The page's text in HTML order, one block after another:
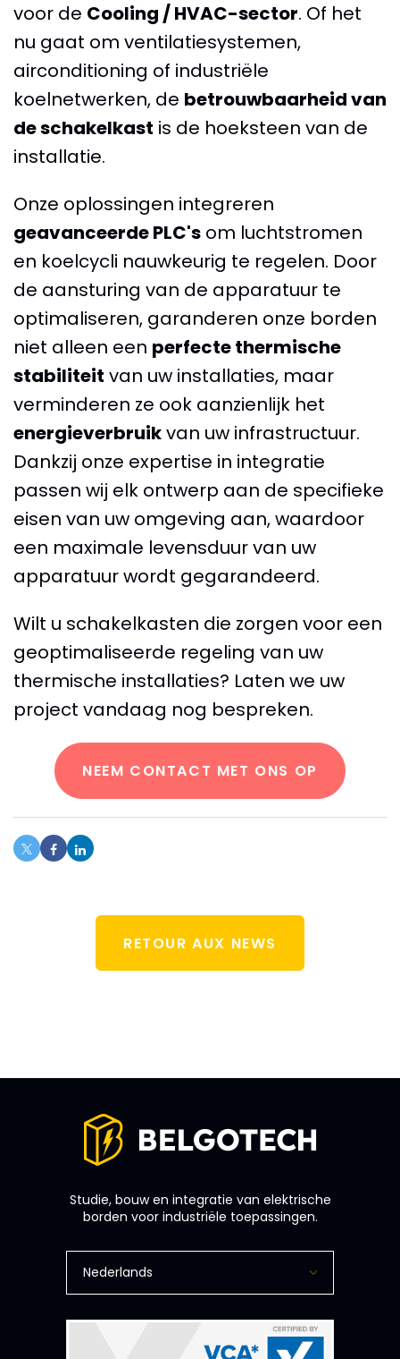
voor de Cooling / HVAC-sector. Of het
nu gaat om ventilatiesystemen,
airconditioning of industriële
koelnetwerken, de betrouwbaarheid van
de schakelkast is de hoeksteen van de
installatie.
Onze oplossingen integreren
geavanceerde PLC's om luchtstromen
en koelcycli nauwkeurig te regelen. Door
de aansturing van de apparatuur te
optimaliseren, garanderen onze borden
niet alleen een perfecte thermische
stabiliteit van uw installaties, maar
verminderen ze ook aanzienlijk het
energieverbruikvan uw infrastructuur.
Dankzij onze expertise in integratie
passen wij elk ontwerp aan de specifieke
eisen van uw omgeving aan, waardoor
een maximale levensduur van uw
apparatuur wordt gegarandeerd.
Wilt u schakelkasten die zorgen voor een
geoptimaliseerde regeling van uw
thermische installaties? Laten we uw
project vandaag nog bespreken.
NEEM CONTACT MET ONS OP
RETOUR AUX NEWS
Studie, bouw en integratie van elektrische
borden voor industriële toepassingen.
Nederlands